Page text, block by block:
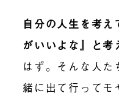
自分の人生を考え
がいいよな』と考
はず。そんな人た
緒に出て行ってモ